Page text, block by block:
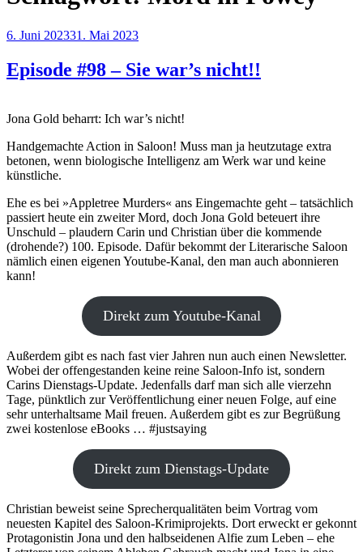
Veröffentlicht
6. Juni 202331. Mai 2023
Episode #98 – Sie war’s nicht!!
Jona Gold beharrt: Ich war’s nicht!
Handgemachte Action in Saloon! Muss man ja heutzutage extra
betonen, wenn biologische Intelligenz am Werk war und keine
künstliche.
Ehe es bei »Appletree Murders« ans Eingemachte geht – tatsächlich
passiert heute ein zweiter Mord, doch Jona Gold beteuert ihre
Unschuld – plaudern Carin und Christian über die kommende
(drohende?) 100. Episode. Dafür bekommt der Literarische Saloon
nämlich einen eigenen Youtube-Kanal, den man auch abonnieren
kann!
Direkt zum Youtube-Kanal
Außerdem gibt es nach fast vier Jahren nun auch einen Newsletter.
Wobei der offengestanden keine reine Saloon-Info ist, sondern
Carins Dienstags-Update. Jedenfalls darf man sich alle vierzehn
Tage, pünktlich zur Veröffentlichung einer neuen Folge, auf eine
sehr unterhaltsame Mail freuen. Außerdem gibt es zur Begrüßung
zwei kostenlose eBooks … #justsaying
Direkt zum Dienstags-Update
Christian beweist seine Sprecherqualitäten beim Vortrag vom
neuesten Kapitel des Saloon-Krimiprojekts. Dort erweckt er gekonnt
Protagonistin Jona und den halbseidenen Alfie zum Leben – ehe